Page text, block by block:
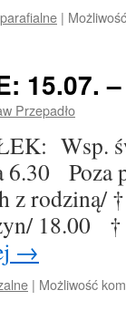
|
15.07.
Przepadło
Wsp.
6.30 Poza
z rodziną/
18.00
→
| Możliwość